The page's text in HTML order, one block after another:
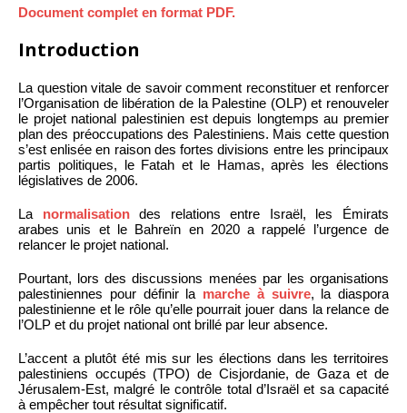
Document complet en format PDF.
Introduction
La question vitale de savoir comment reconstituer et renforcer
l’Organisation de libération de la Palestine (OLP) et renouveler
le projet national palestinien est depuis longtemps au premier
plan des préoccupations des Palestiniens. Mais cette question
s’est enlisée en raison des fortes divisions entre les principaux
partis politiques, le Fatah et le Hamas, après les élections
législatives de 2006.
La normalisationdes relations entre Israël, les Émirats
arabes unis et le Bahreïn en 2020 a rappelé l’urgence de
relancer le projet national.
Pourtant, lors des discussions menées par les organisations
palestiniennes pour définir la marche à suivre, la diaspora
palestinienne et le rôle qu’elle pourrait jouer dans la relance de
l’OLP et du projet national ont brillé par leur absence.
L’accent a plutôt été mis sur les élections dans les territoires
palestiniens occupés (TPO) de Cisjordanie, de Gaza et de
Jérusalem-Est, malgré le contrôle total d’Israël et sa capacité
à empêcher tout résultat significatif.